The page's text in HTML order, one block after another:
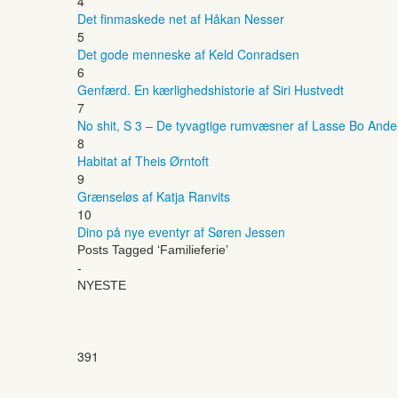
Det finmaskede net af Håkan Nesser
5
Det gode menneske af Keld Conradsen
6
Genfærd. En kærlighedshistorie af Siri Hustvedt
7
No shit, S 3 – De tyvagtige rumvæsner af Lasse Bo
8
Habitat af Theis Ørntoft
9
Grænseløs af Katja Ranvits
10
Dino på nye eventyr af Søren Jessen
Posts Tagged ‘Familieferie’
-
NYESTE
391